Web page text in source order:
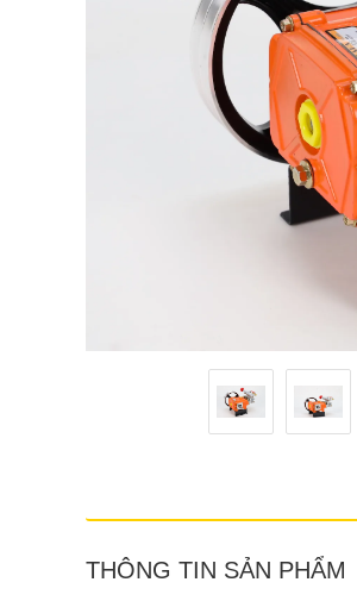
THÔNG TIN SẢN PHẨM